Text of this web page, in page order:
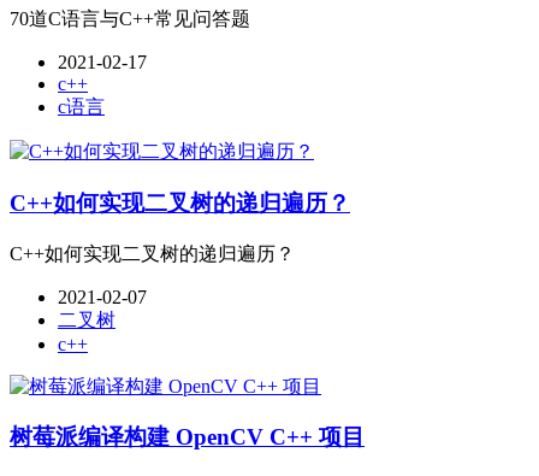
70道C语言与C++常见问答题
2021-02-17
c++
c语言
C++如何实现二叉树的递归遍历？
C++如何实现二叉树的递归遍历？
2021-02-07
二叉树
c++
树莓派编译构建 OpenCV C++ 项目